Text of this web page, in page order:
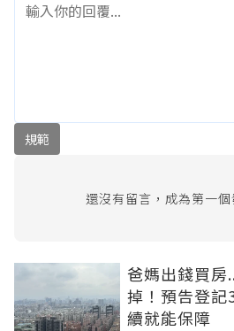
規範
還沒有留言，成為第一個
爸媽出錢買房
掉！預告登記
續就能保障